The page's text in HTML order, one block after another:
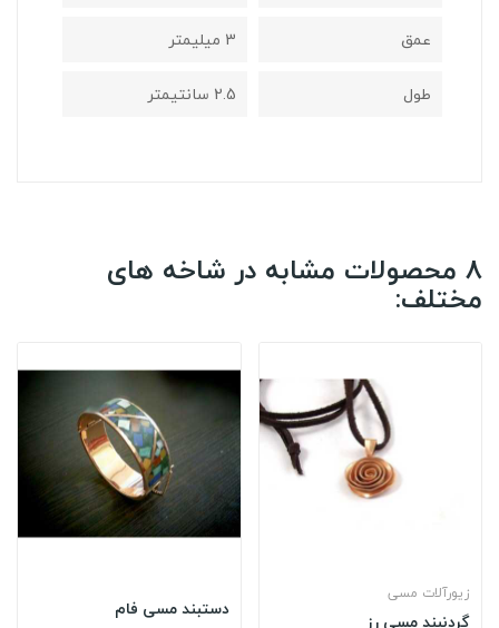
عمق
3 میلیمتر
طول
2.5 سانتیمتر
8 محصولات مشابه در شاخه های
مختلف:
دستبند مسی فام
زیورآلات مسی
گردنبند مسی رز